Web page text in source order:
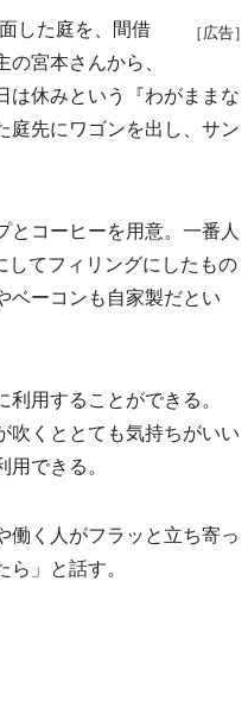
［広告］
した庭を、間借
宮本さんから、
は休みという『わがままな
庭先にワゴンを出し、サン
コーヒーを用意。一番人
てフィリングにしたもの
ベーコンも自家製だとい
用することができる。
吹くととても気持ちがいい
できる。
く人がフラッと立ち寄っ
」と話す。